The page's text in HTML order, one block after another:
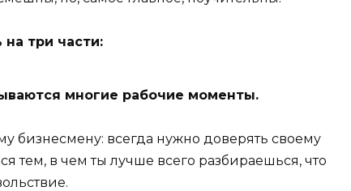
три части:
многие рабочие моменты.
бизнесмену: всегда нужно доверять своему
тем, в чем ты лучше всего разбираешься, что